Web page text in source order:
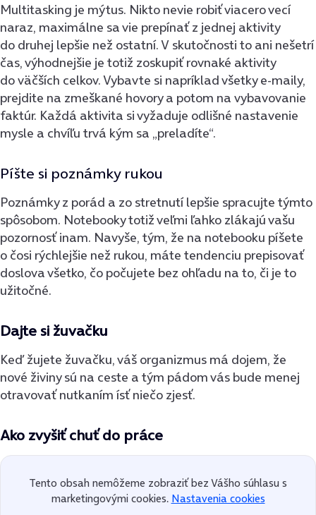
Multitasking je mýtus. Nikto nevie robiť viacero vecí
naraz, maximálne sa vie prepínať z jednej aktivity
do druhej lepšie než ostatní. V skutočnosti to ani nešetrí
čas, výhodnejšie je totiž zoskupiť rovnaké aktivity
do väčších celkov. Vybavte si napríklad všetky e-maily,
prejdite na zmeškané hovory a potom na vybavovanie
faktúr. Každá aktivita si vyžaduje odlišné nastavenie
mysle a chvíľu trvá kým sa „preladíte“.
Píšte si poznámky rukou
Poznámky z porád a zo stretnutí lepšie spracujte týmto
spôsobom. Notebooky totiž veľmi ľahko zlákajú vašu
pozornosť inam. Navyše, tým, že na notebooku píšete
o čosi rýchlejšie než rukou, máte tendenciu prepisovať
doslova všetko, čo počujete bez ohľadu na to, či je to
užitočné.
Dajte si žuvačku
Keď žujete žuvačku, váš organizmus má dojem, že
nové živiny sú na ceste a tým pádom vás bude menej
otravovať nutkaním ísť niečo zjesť.
Ako zvyšiť chuť do práce
Tento obsah nemôžeme zobraziť bez Vášho súhlasu s
marketingovými cookies. Nastavenia cookies